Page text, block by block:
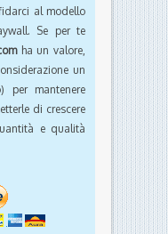
al modello
Se per te
ha un valore,
un
per mantenere
di crescere
e qualità